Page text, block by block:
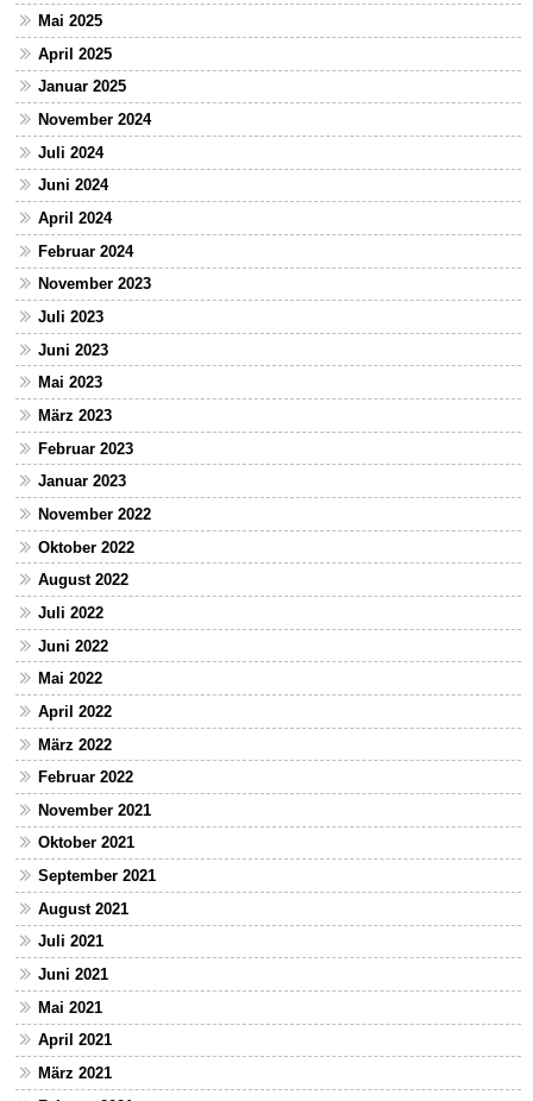
Mai 2025
April 2025
Januar 2025
November 2024
Juli 2024
Juni 2024
April 2024
Februar 2024
November 2023
Juli 2023
Juni 2023
Mai 2023
März 2023
Februar 2023
Januar 2023
November 2022
Oktober 2022
August 2022
Juli 2022
Juni 2022
Mai 2022
April 2022
März 2022
Februar 2022
November 2021
Oktober 2021
September 2021
August 2021
Juli 2021
Juni 2021
Mai 2021
April 2021
März 2021